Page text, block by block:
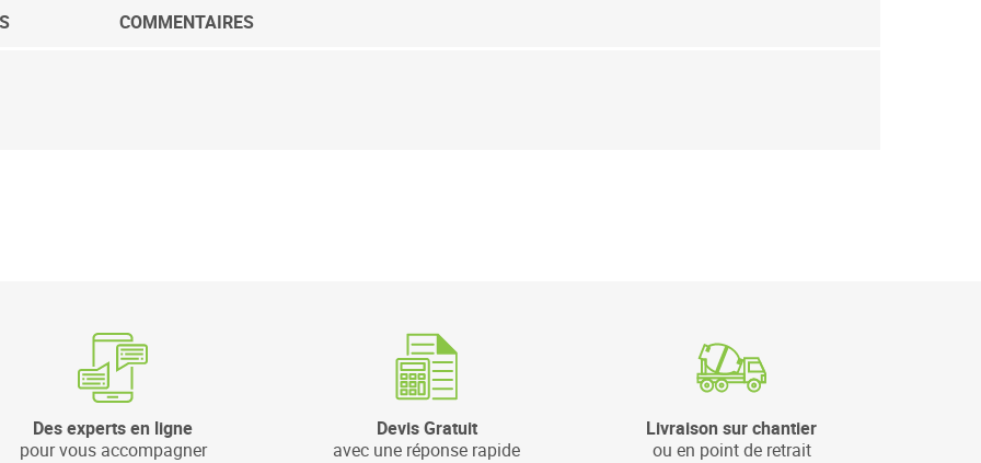
COMMENTAIRES
Des experts en ligne
pour vous accompagner
Devis Gratuit
avec une réponse rapide
Livraison sur chantier
ou en point de retrait